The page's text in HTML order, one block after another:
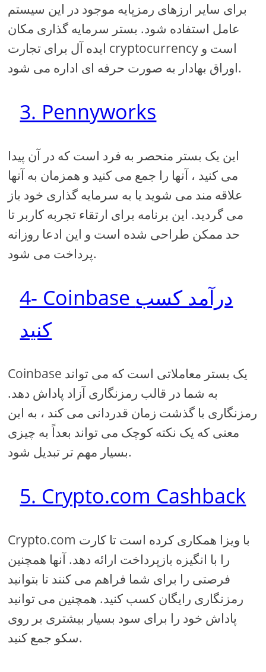
برای سایر ارزهای رمزپایه موجود در این سیستم
عامل استفاده شود. بستر سرمایه گذاری مکان
ایده آل برای تجارت cryptocurrency است و
اوراق بهادار به صورت حرفه ای اداره می شود.
3. Pennyworks
این یک بستر منحصر به فرد است که در آن پیدا
می کنید ، آنها را جمع می کنید و همزمان به آنها
علاقه مند می شوید یا به سرمایه گذاری خود باز
می گردید. این برنامه برای ارتقاء تجربه کاربر تا
حد ممکن طراحی شده است و این ادعا روزانه
پرداخت می شود.
4- Coinbase درآمد کسب
کنید
Coinbase یک بستر معاملاتی است که می تواند
به شما در قالب رمزنگاری آزاد پاداش دهد.
رمزنگاری با گذشت زمان قدردانی می کند ، به این
معنی که یک نکته کوچک می تواند بعداً به چیزی
بسیار مهم تر تبدیل شود.
5. Crypto.com Cashback
Crypto.com با ویزا همکاری کرده است تا کارت
را با انگیزه بازپرداخت ارائه دهد. آنها همچنین
فرصتی را برای شما فراهم می کنند تا بتوانید
رمزنگاری رایگان کسب کنید. همچنین می توانید
پاداش خود را برای سود بسیار بیشتری بر روی
سکو جمع کنید.